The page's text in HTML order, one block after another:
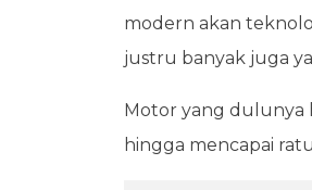
modern akan
justru banyak juga
Motor yang dulunya
hingga mencapai